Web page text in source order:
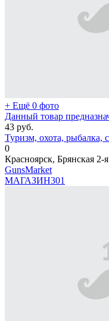
+ Ещё 0 фото
Данный товар
43 руб.
Туризм, охота, рыбалка,
0
Красноярск, Брянская 2-я
GunsMarket
МАГАЗИН301